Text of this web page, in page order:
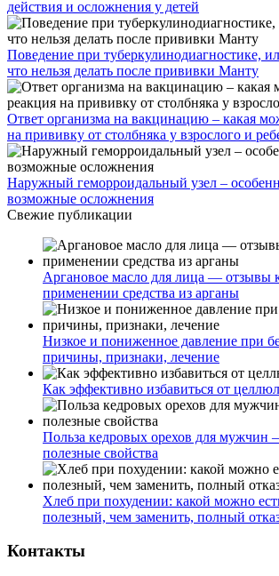
действия и осложнения у детей
Поведение при туберкулинодиагностике,
что нельзя делать после прививки Манту
Ответ организма на вакцинацию – какая
на прививку от столбняка у взрослого и
Наружный геморроидальный узел –
возможные осложнения
Свежие публикации
Аргановое масло для лица — отзывы
применении средства из арганы
Низкое и пониженное давление при
причины, признаки, лечение
Как эффективно избавиться от
Польза кедровых орехов для мужчин
полезные свойства
Хлеб при похудении: какой можно
полезный, чем заменить, полный
Контакты